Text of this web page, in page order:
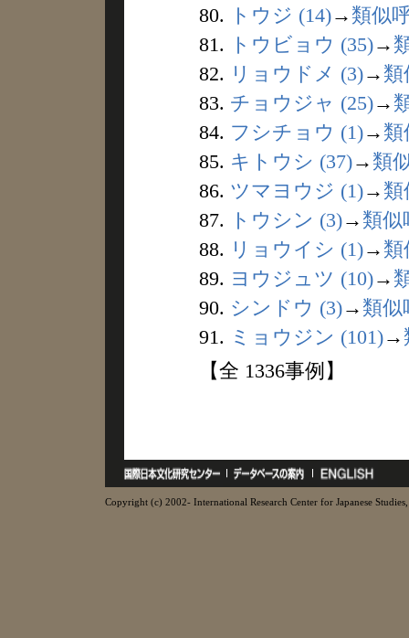
80.
トウジ (14)→ 類似
81.
トウビョウ (35)→
82. リョウドメ (3)→ 類
83. チョウジャ (25)→
84. フシチョウ (1)→ 類
85. キトウシ (37)→ 類
86. ツマヨウジ (1)→ 類
87.
トウシン (3)→ 類似
88. リョウイシ (1)→ 類
89. ヨウジュツ (10)→
90. シンドウ (3)→ 類似
91. ミョウジン (101)→
【全 1336事例】
Copyright (c) 2002- International Research Center for Japanese